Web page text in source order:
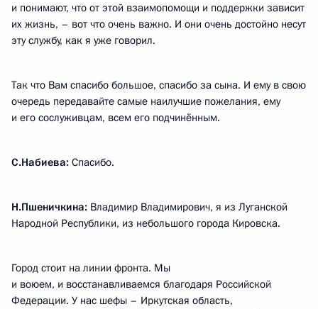
и понимают, что от этой взаимопомощи и поддержки зависит
их жизнь, – вот что очень важно. И они очень достойно несут
эту службу, как я уже говорил.
Так что Вам спасибо большое, спасибо за сына. И ему в свою
очередь передавайте самые наилучшие пожелания, ему
и его сослуживцам, всем его подчинённым.
С.Набиева: Спасибо.
Н.Пшеничкина: Владимир Владимирович, я из Луганской
Народной Республики, из небольшого города Кировска.
Город стоит на линии фронта. Мы
и воюем, и восстанавливаемся благодаря Российской
Федерации. У нас шефы – Иркутская область,